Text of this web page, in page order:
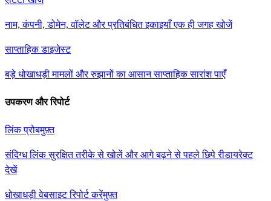
नाम, कंपनी, डोमेन, वॉलेट और प्रतिबंधित इकाइयाँ एक ही जगह खोजें
साप्ताहिक डाइजेस्ट
बड़े धोखाधड़ी मामलों और रुझानों का आसान साप्ताहिक सारांश पाएँ
उपकरण और रिपोर्ट
लिंक प्रोबमुफ़्त
संदिग्ध लिंक सुरक्षित तरीके से खोलें और आगे बढ़ने से पहले छिपे रीडायरेक्ट
देखें
धोखाधड़ी वेबसाइट रिपोर्ट करेंमुफ़्त